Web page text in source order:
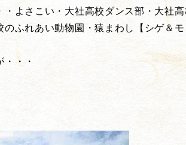
よさこい・大社高校ダンス部・大社高
ふれあい動物園・猿まわし【シゲ＆
・・